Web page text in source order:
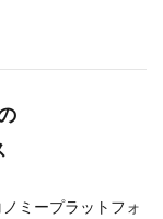
ミープラットフォ